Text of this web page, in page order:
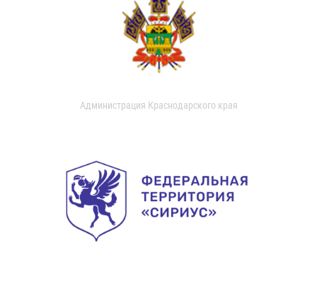
Администрация Краснодарского края